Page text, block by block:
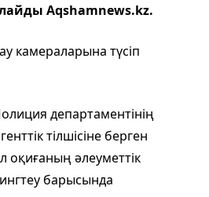
Aqshamnews.kz.
камераларына түсіп
департаментінің
тілшісіне берген
оқиғаның әлеуметтік
барысында